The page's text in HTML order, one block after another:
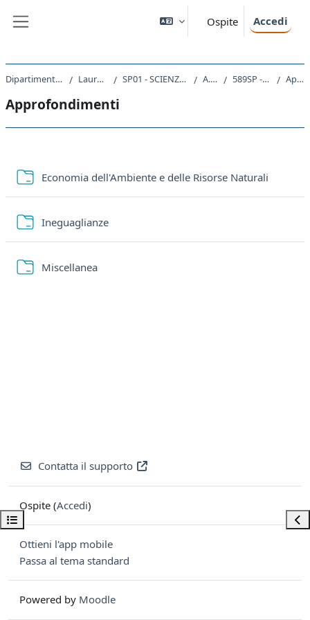
Ospite Accedi
Apri indice del corso
Dipartimento di Scienze Politiche e Sociali Laurea triennale (DM270) SP01 - SCIENZE INTERNAZIONALI E DIPLOMATICHE A.A. 2024 - 2025 589SP - MICROECONOMIA 2024 Approfondimenti
Approfondimenti
Economia dell'Ambiente e delle Risorse Naturali
IneguaglianzeCartella
MiscellaneaCartella
Contatta il supporto
Ospite (Accedi)
Ottieni l'app mobile
Passa al tema standard
Powered by Moodle